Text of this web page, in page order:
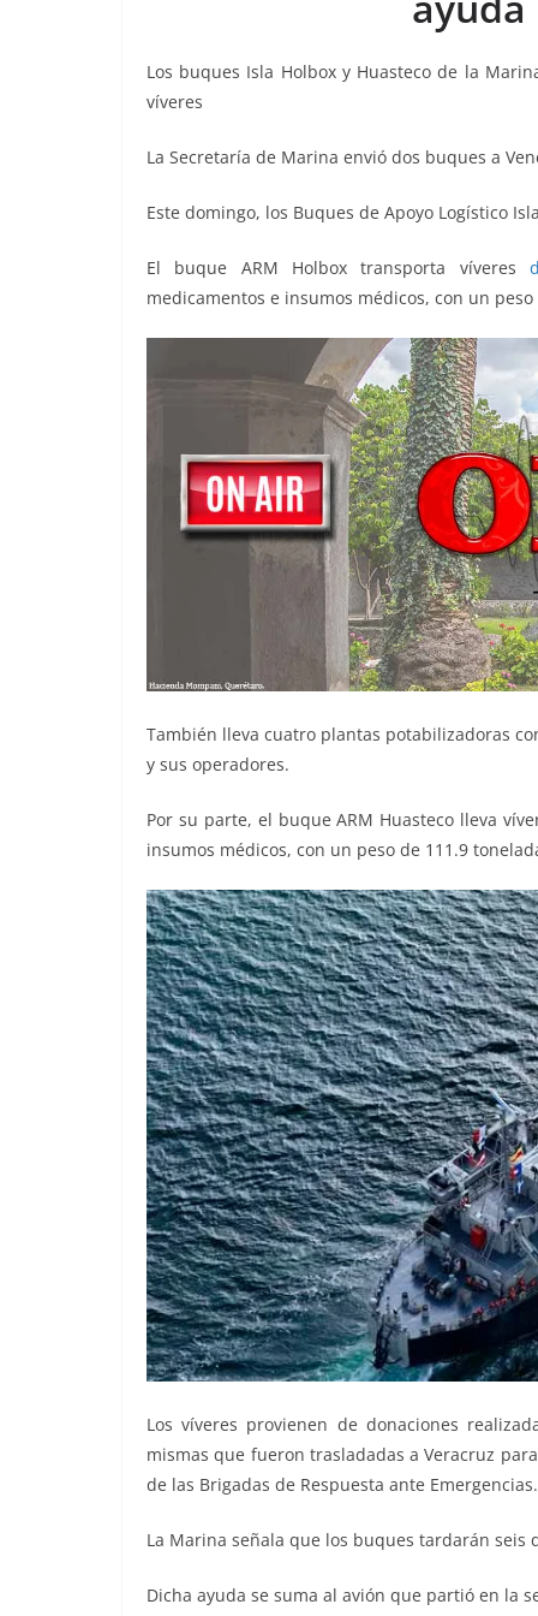
o
k
p er
m tir
Los buques Isla Holbox y Huasteco de la
víveres
La Secretaría de Marina envió dos buques a
Este domingo, los Buques de Apoyo Logístico
El buque ARM Holbox transporta víveres
medicamentos e insumos médicos, con un
También lleva cuatro plantas potabilizadoras
y sus operadores.
Por su parte, el buque ARM Huasteco lleva
insumos médicos, con un peso de 111.9
Los víveres provienen de donaciones
mismas que fueron trasladadas a Veracruz
de las Brigadas de Respuesta ante Emergencias.
La Marina señala que los buques tardarán seis
Dicha ayuda se suma al avión que partió en la